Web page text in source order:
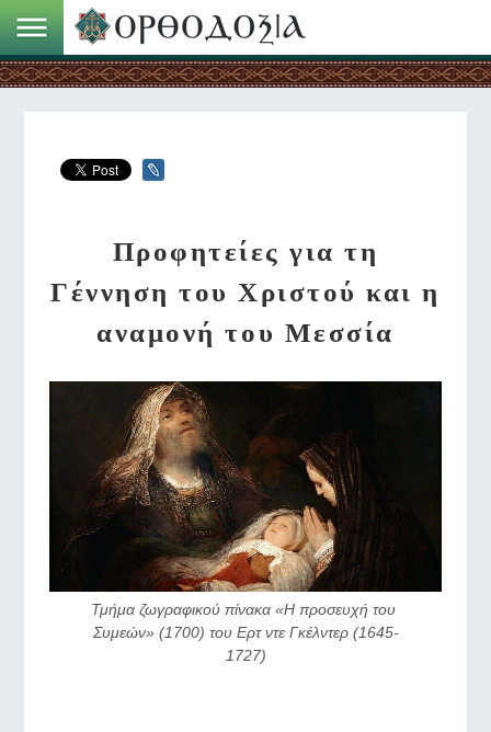
Προφητείες για τη
Γέννηση του Χριστού και η
αναμονή του Μεσσία
Τμήμα ζωγραφικού πίνακα «Η προσευχή του
Συμεών» (1700) του Ερτ ντε Γκέλντερ (1645-
1727)